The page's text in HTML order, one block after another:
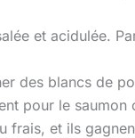
et acidulée.
des blancs de
pour le saumon
frais, et ils